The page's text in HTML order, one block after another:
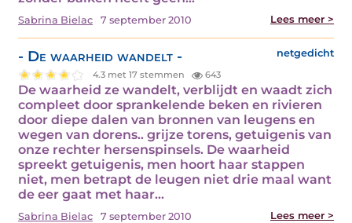
Sabrina Bielac 7 september 2010 Lees meer >
- De waarheid wandelt - netgedicht
4.3 met 17 stemmen 643
De waarheid ze wandelt, verblijdt en waadt zich
compleet door sprankelende beken en rivieren
door diepe dalen van bronnen van leugens en
wegen van dorens.. grijze torens, getuigenis van
onze rechter hersenspinsels. De waarheid
spreekt getuigenis, men hoort haar stappen
niet, men betrapt de leugen niet drie maal want
de eer gaat met haar…
Sabrina Bielac 7 september 2010 Lees meer >